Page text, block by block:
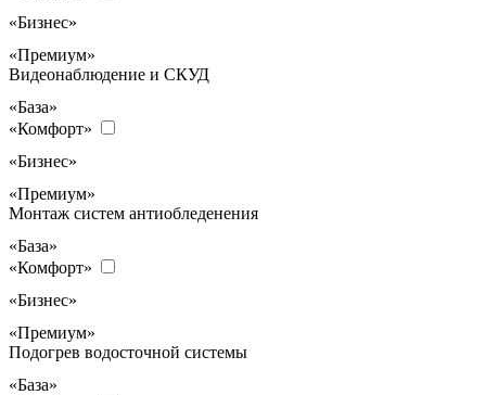
«Бизнес»
«Премиум»
Видеонаблюдение и СКУД
«База»
«Комфорт»
«Бизнес»
«Премиум»
Монтаж систем антиобледенения
«База»
«Комфорт»
«Бизнес»
«Премиум»
Подогрев водосточной системы
«База»